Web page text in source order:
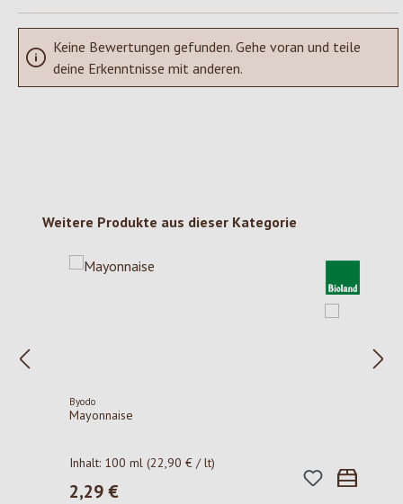
Keine Bewertungen gefunden. Gehe voran und teile
deine Erkenntnisse mit anderen.
Produktgalerie überspringen
Weitere Produkte aus dieser Kategorie
Byodo
Mayonnaise
Inhalt: 100 ml(22,90 € / lt)
Regulärer Preis:
2,29 €